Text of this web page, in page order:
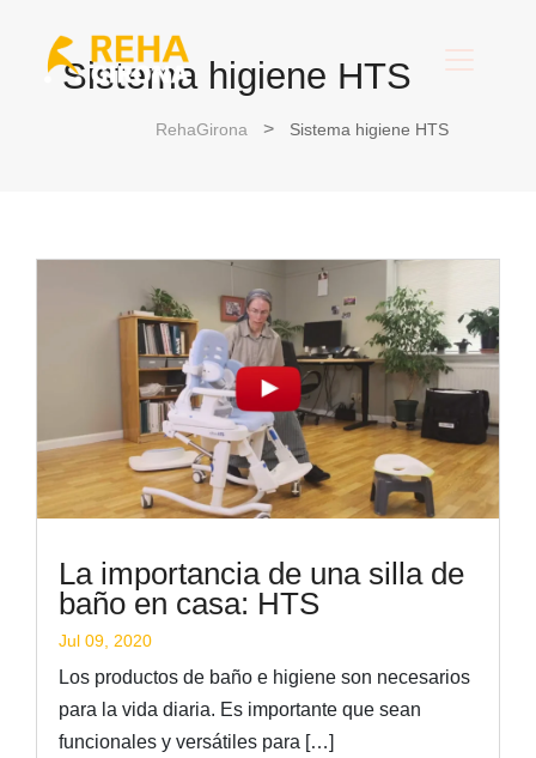
Sistema higiene HTS
RehaGirona Sistema higiene HTS
La importancia de una silla de
baño en casa: HTS
Jul 09, 2020
Los productos de baño e higiene son necesarios
para la vida diaria. Es importante que sean
funcionales y versátiles para […]